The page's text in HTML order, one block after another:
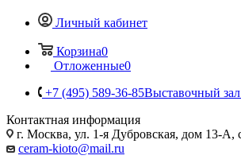
Личный кабинет
Корзина0
Отложенные0
+7 (495) 589-36-85Выставочный
Контактная информация
г. Москва, ул. 1-я Дубровская, дом 13-А,
ceram-kioto@mail.ru